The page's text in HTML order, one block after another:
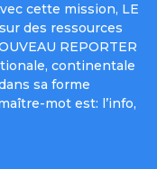
cette mission, LE
des ressources
REPORTER
continentale
sa forme
mot est: l’info,